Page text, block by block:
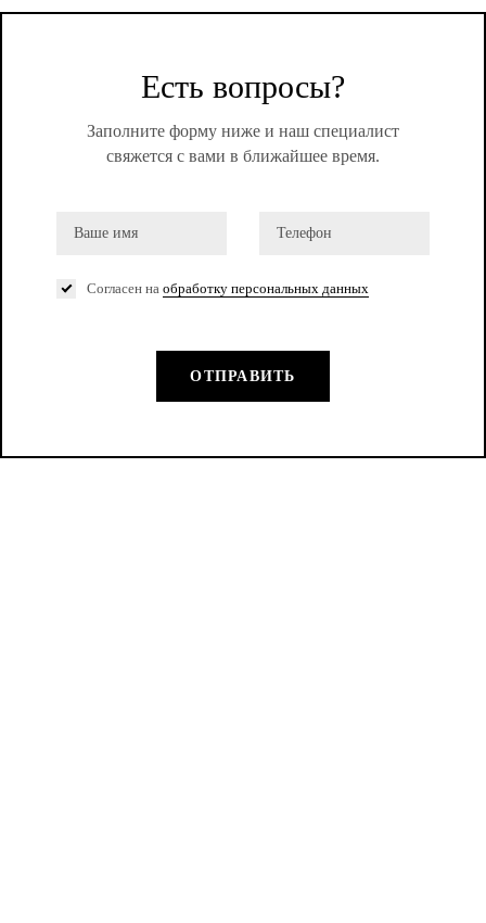
Есть вопросы?
Заполните форму ниже и наш специалист
свяжется с вами в ближайшее время.
Согласен на обработку персональных данных
ОТПРАВИТЬ